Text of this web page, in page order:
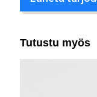
Tutustu myös